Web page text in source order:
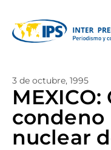
3 de octubre, 1995
condeno
nuclear